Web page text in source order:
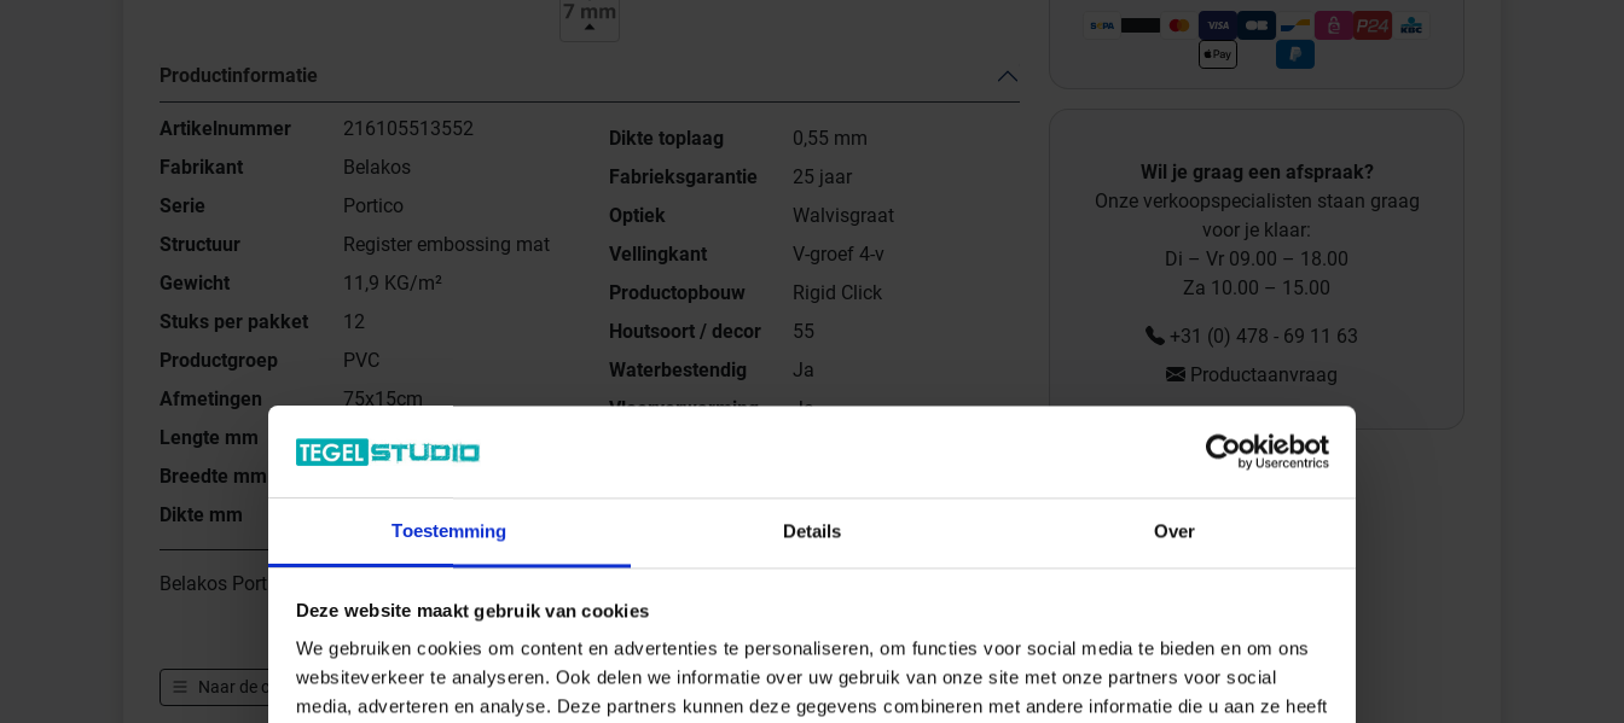
Toestemming Details Over
Deze website maakt gebruik van cookies
We gebruiken cookies om content en advertenties te personaliseren, om functies voor social media te bieden en om ons
websiteverkeer te analyseren. Ook delen we informatie over uw gebruik van onze site met onze partners voor social
media, adverteren en analyse. Deze partners kunnen deze gegevens combineren met andere informatie die u aan ze heeft
Productinformatie
Artikelnummer
216105513552
Fabrikant
Belakos
Serie
Portico
Structuur
Register embossing mat
Gewicht
11,9 KG/m²
Stuks per pakket
12
Productgroep
PVC
Afmetingen
75x15cm
Lengte mm
750 mm
Breedte mm
Dikte mm
Dikte toplaag
0,55 mm
Fabrieksgarantie
25 jaar
Optiek
Walvisgraat
Vellingkant
V-groef 4-v
Productopbouw
Rigid Click
Houtsoort / decor
55
Waterbestendig
Ja
Vloerverwarming
Ja
Belakos Portico PVC 55 Register embossing mat Rigid Click Visgraat XL 75x15cm, Dikte 7 mm
Naar de complete serieBelakos Portico Alle series van Belakos Gegevensblad downloaden - PDF
Wil je graag een afspraak?
Onze verkoopspecialisten staan graag
voor je klaar:
Di – Vr 09.00 – 18.00
Za 10.00 – 15.00
+31 (0) 478 - 69 11 63
Productaanvraag